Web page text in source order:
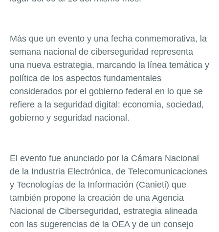
Más que un evento y una fecha conmemorativa, la
semana nacional de ciberseguridad representa
una nueva estrategia, marcando la línea temática y
política de los aspectos fundamentales
considerados por el gobierno federal en lo que se
refiere a la seguridad digital: economía, sociedad,
gobierno y seguridad nacional.
El evento fue anunciado por la Cámara Nacional
de la Industria Electrónica, de Telecomunicaciones
y Tecnologías de la Información (Canieti) que
también propone la creación de una Agencia
Nacional de Ciberseguridad, estrategia alineada
con las sugerencias de la OEA y de un consejo